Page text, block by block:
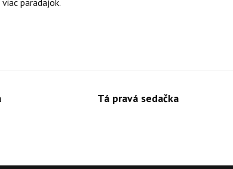
Tá pravá sedačka